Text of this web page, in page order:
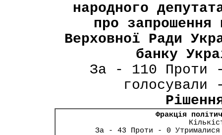
народного
про запрошення
Верховної Ради
банку
За - 110 Проти
Фракція
За - 43 Проти - 0